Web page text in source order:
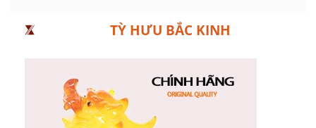
TỲ HƯU BẮC KINH